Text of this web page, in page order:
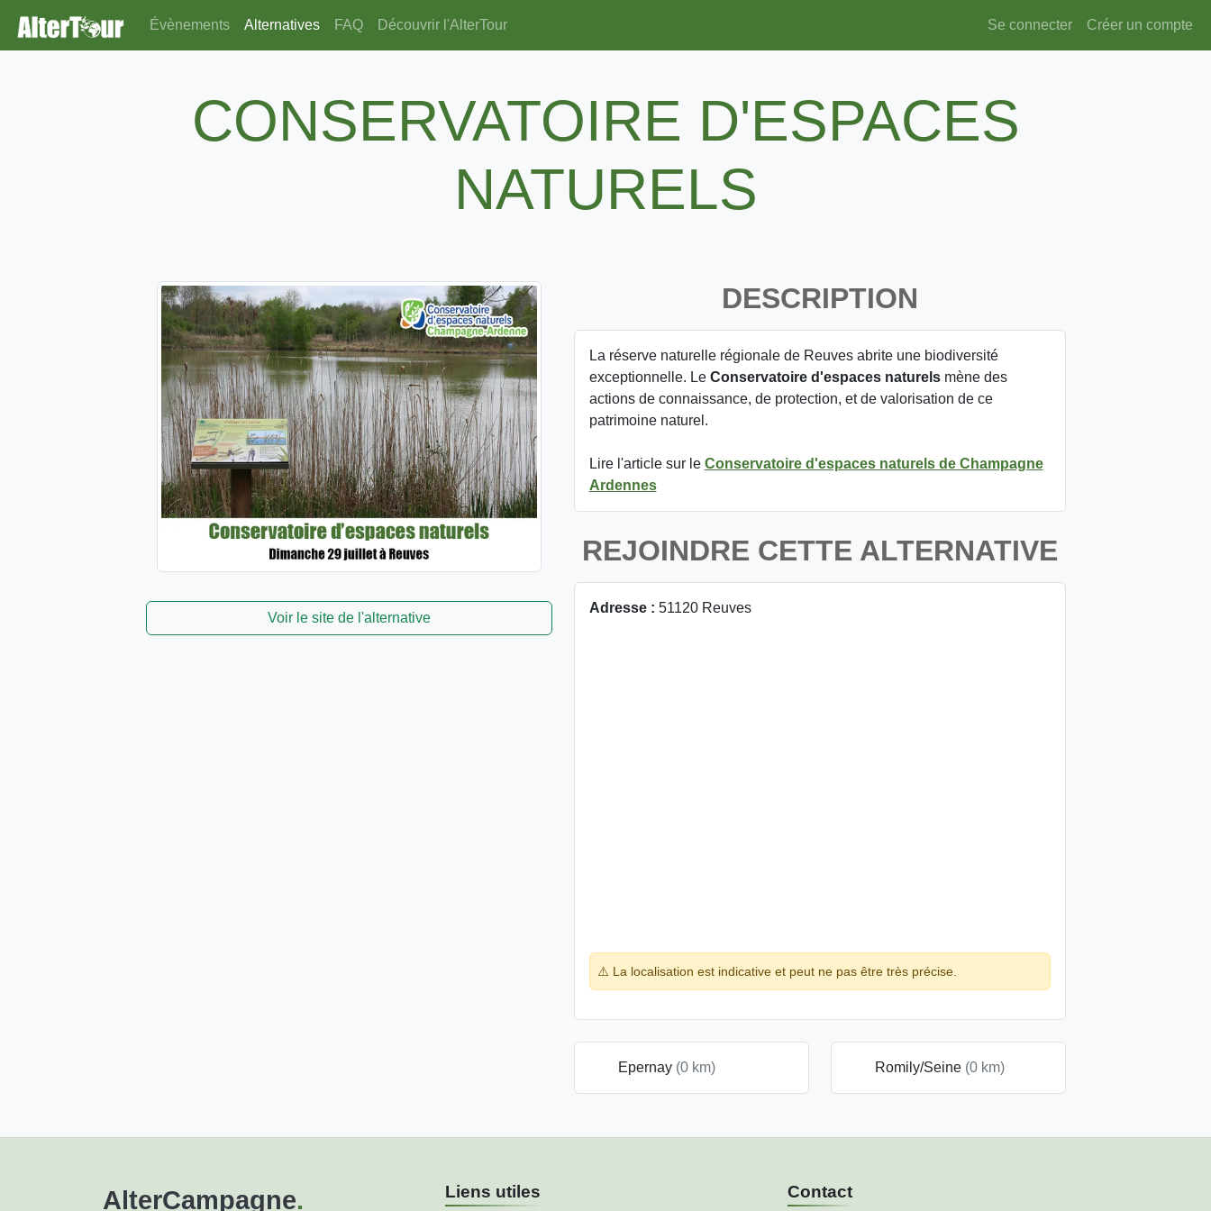
Évènements Alternatives FAQ Découvrir l'AlterTour Se connecter Créer un compte
CONSERVATOIRE D'ESPACES
NATURELS
Voir le site de l'alternative
DESCRIPTION
La réserve naturelle régionale de Reuves abrite une biodiversité
exceptionnelle. Le Conservatoire d'espaces naturels mène des
actions de connaissance, de protection, et de valorisation de ce
patrimoine naturel.
Lire l'article sur le Conservatoire d'espaces naturels de Champagne
Ardennes
REJOINDRE CETTE ALTERNATIVE
Adresse : 51120 Reuves
⚠️ La localisation est indicative et peut ne pas être très précise.
Epernay (0 km) Romily/Seine (0 km)
AlterCampagne. Liens utiles Contact